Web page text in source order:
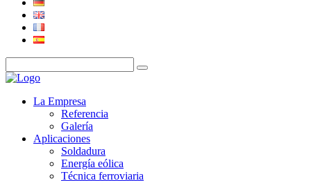
La Empresa
Referencia
Galería
Aplicaciones
Soldadura
Energía eólica
Técnica ferroviaria